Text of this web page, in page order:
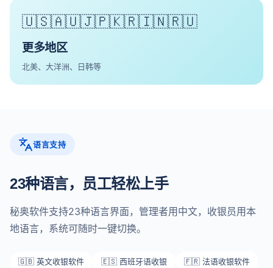
🇺🇸🇦🇺🇯🇵🇰🇷🇮🇳🇷🇺
更多地区
北美、大洋洲、日韩等
语言支持
23种语言，员工轻松上手
秘奥软件支持23种语言界面，管理者用中文，收银员用本
地语言，系统可随时一键切换。
🇬🇧 英文收银软件 🇪🇸 西班牙语收银
🇫🇷 法语收银软件